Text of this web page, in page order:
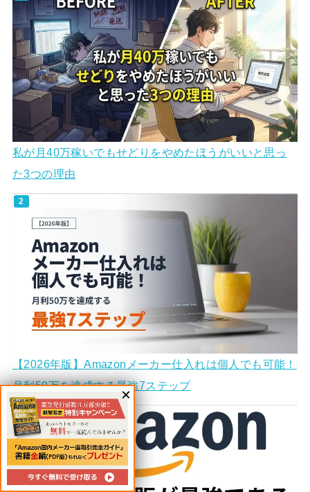
私が月40万稼いでもせどりをやめたほうがいいと思っ
た3つの理由
【2026年版】Amazonメーカー仕入れは個人でも可能！
月利50万を達成する最強7ステップ